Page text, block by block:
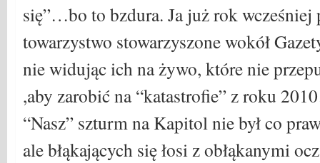
się”…bo to bzdura. Ja już rok wcześniej
towarzystwo stowarzyszone wokół
nie widując ich na żywo, które nie
,aby zarobić na “katastrofie” z roku
“Nasz” szturm na Kapitol nie był co
ale błąkających się łosi z obłąkanymi